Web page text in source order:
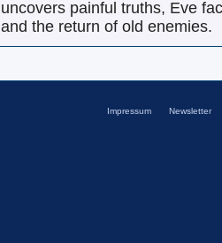
uncovers painful truths, Eve
and the return of old enemies.